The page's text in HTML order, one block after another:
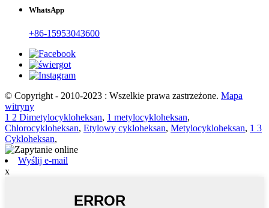
WhatsApp
+86-15953043600
© Copyright - 2010-2023 : Wszelkie prawa zastrzeżone. Mapa
witryny
1 2 Dimetylocykloheksan, 1 metylocykloheksan,
Chlorocykloheksan, Etylowy cykloheksan, Metylocykloheksan, 1 3
Cykloheksan,
Wyślij e-mail
x